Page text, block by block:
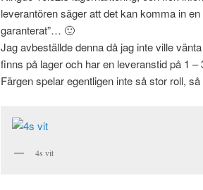
leverantören säger att det kan komma in
garanterat”… 🙂
Jag avbeställde denna då jag inte ville
finns på lager och har en leveranstid på 1 –
Färgen spelar egentligen inte så stor roll,
4s vit